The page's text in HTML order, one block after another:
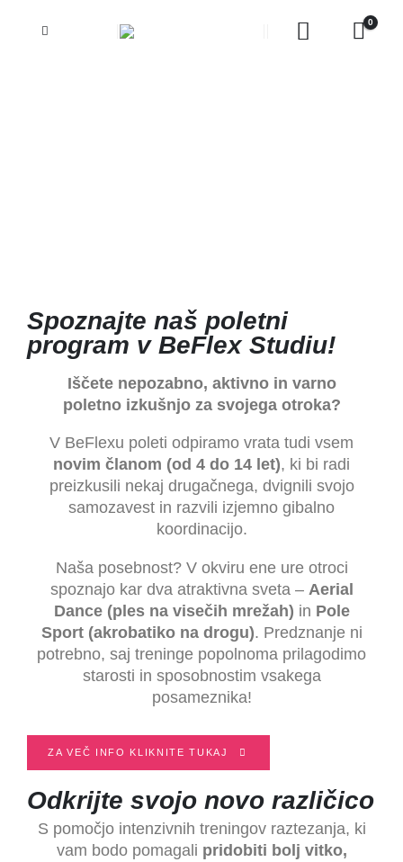
0
Spoznajte naš poletni
program v BeFlex Studiu!
Iščete nepozabno, aktivno in varno
poletno izkušnjo za svojega otroka?
V BeFlexu poleti odpiramo vrata tudi vsem
novim članom (od 4 do 14 let), ki bi radi
preizkusili nekaj drugačnega, dvignili svojo
samozavest in razvili izjemno gibalno
koordinacijo.
Naša posebnost? V okviru ene ure otroci
spoznajo kar dva atraktivna sveta – Aerial
Dance (ples na visečih mrežah) in Pole
Sport (akrobatiko na drogu). Predznanje ni
potrebno, saj treninge popolnoma prilagodimo
starosti in sposobnostim vsakega
posameznika!
ZA VEČ INFO KLIKNITE TUKAJ
Odkrijte svojo novo različico
S pomočjo intenzivnih treningov raztezanja, ki
vam bodo pomagali pridobiti bolj vitko,